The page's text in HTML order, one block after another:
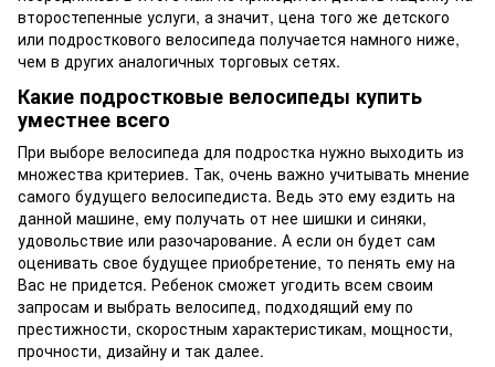
второстепенные услуги, а значит, цена того же детского
или подросткового велосипеда получается намного ниже,
чем в других аналогичных торговых сетях.
Какие подростковые велосипеды купить
уместнее всего
При выборе велосипеда для подростка нужно выходить из
множества критериев. Так, очень важно учитывать мнение
самого будущего велосипедиста. Ведь это ему ездить на
данной машине, ему получать от нее шишки и синяки,
удовольствие или разочарование. А если он будет сам
оценивать свое будущее приобретение, то пенять ему на
Вас не придется. Ребенок сможет угодить всем своим
запросам и выбрать велосипед, подходящий ему по
престижности, скоростным характеристикам, мощности,
прочности, дизайну и так далее.